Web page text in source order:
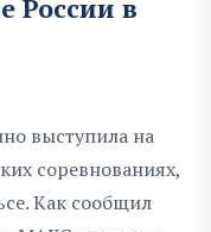
России в
выступила на
соревнованиях,
Как сообщил